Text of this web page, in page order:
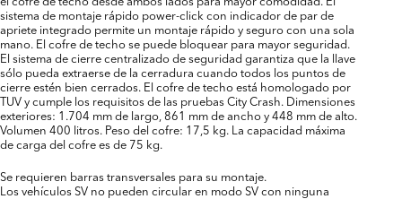
sistema de montaje rápido power-click con indicador de par de
apriete integrado permite un montaje rápido y seguro con una sola
mano. El cofre de techo se puede bloquear para mayor seguridad.
El sistema de cierre centralizado de seguridad garantiza que la llave
sólo pueda extraerse de la cerradura cuando todos los puntos de
cierre estén bien cerrados. El cofre de techo está homologado por
TUV y cumple los requisitos de las pruebas City Crash. Dimensiones
exteriores: 1.704 mm de largo, 861 mm de ancho y 448 mm de alto.
Volumen 400 litros. Peso del cofre: 17,5 kg. La capacidad máxima
de carga del cofre es de 75 kg.
Se requieren barras transversales para su montaje.
Los vehículos SV no pueden circular en modo SV con ninguna